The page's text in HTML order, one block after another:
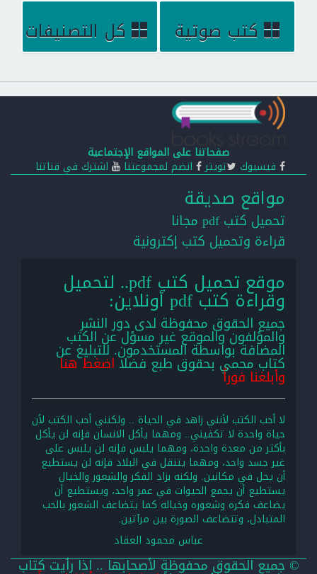
كتب صوتية
كل التصنيفات
صفحاتنا على المواقع الإجتماعية
فيسبوك تويتر انضم لمجموعتنا اشترك في قناتنا
مواقع صديقة
تحميل كتب pdf مجانا
قراءة وتحميل كتب إكترونية
موقع تحميل كتب pdf.. لتحميل
وقراءة كتب pdf أونلاين:
جميع الحقوق محفوظة لدى دور النشر
والمؤلفون والموقع غير مسؤل عن الكتب
المضافة بواسطة المستخدمون. للتبليغ عن
كتاب محمي بحقوق طبع فضلااضغط هنا
وأبلغنا فوراً
لا أحب الكتب لأنني زاهد في الحياة .. ولكنني أحب الكتب لأن
حياة واحدة لا تكفيني.. ومهما يأكل الانسان فإنه لن يأكل
بأكثر من معدة واحدة، ومهما يلبس فإنه لن يلبس على
غير جسد واحد، ومهما يتنقل في البلاد فإنه لن يستطيع
أن يحل في مكانين. ولكنه بزاد الفكر والشعور والخيال
يستطيع أن يجمع الحيوات في عمر واحد، ويستطيع أن
يضاعف فكره وشعوره وخياله كما يتضاعف الشعور بالحب
المتبادل، وتتضاعف الصورة بين مرآتين.
عباس محمود العقاد
© جميع الحقوق محفوظة لأصحابها .. اذا رأيت كتاب